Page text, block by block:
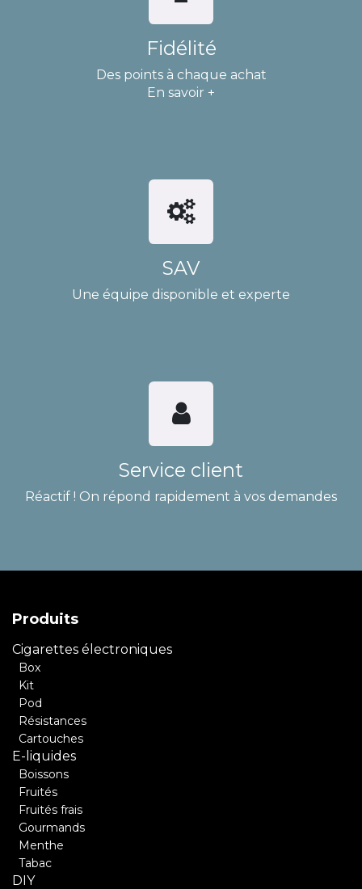
Fidélité
Des points à chaque achat
En savoir +
SAV
Une équipe disponible et experte
Service client
Réactif ! On répond rapidement à vos demandes
Produits
Cigarettes électroniques
Box
Kit
Pod
Résistances
Cartouches
E-liquides
Boissons
Fruités
Fruités frais
Gourmands
Menthe
Tabac
DIY